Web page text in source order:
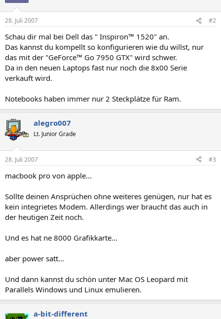
28. Juli 2007 #2
Schau dir mal bei Dell das " Inspiron™ 1520" an.
Das kannst du kompellt so konfigurieren wie du willst, nur
das mit der "GeForce™ Go 7950 GTX" wird schwer.
Da in den neuen Laptops fast nur noch die 8x00 Serie
verkauft wird.
Notebooks haben immer nur 2 Steckplätze für Ram.
alegro007
Lt. Junior Grade
28. Juli 2007 #3
macbook pro von apple...
Sollte deinen Ansprüchen ohne weiteres genügen, nur hat es
kein integrietes Modem. Allerdings wer braucht das auch in
der heutigen Zeit noch.
Und es hat ne 8000 Grafikkarte...
aber power satt...
Und dann kannst du schön unter Mac OS Leopard mit
Parallels Windows und Linux emulieren.
a-bit-different